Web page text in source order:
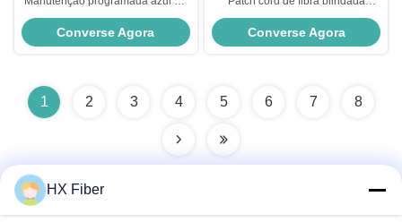
SC 2,0 milímetros 3,0 milímetros
1M 2M 5M 10M Armored Fiber
Patch Cord para rede FTTN
Converse Agora
HXCOWO SC/UPC-LC/UPC do
revestimento amarelo da
manutenção programada
Converse Agora
1 2 3 4 5 6 7 8
HX Fiber